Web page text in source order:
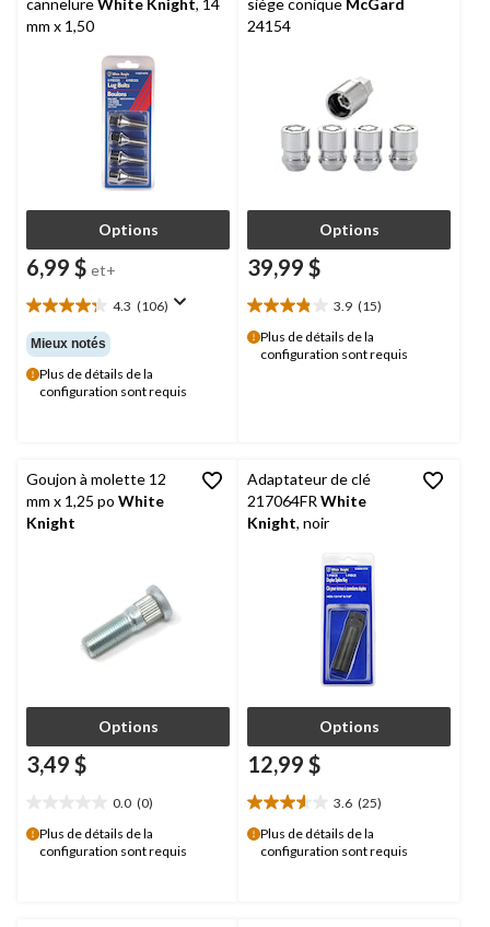
mm x 1,50
Options
6,99 $ et+
4.3 (106)
4.3
étoile(s)
sur
5.
106
Mieux notés
Plus de détails de la
configuration sont requis
24154
Options
39,99 $
3.9 (15)
3.9
étoile(s)
sur
Plus de détails de la
configuration sont requis
Goujon à molette 12
mm x 1,25 po White
Knight
Options
3,49 $
0.0 (0)
étoile(s)
sur
Plus de détails de la
configuration sont requis
Adaptateur de clé
217064FR White
Knight, noir
Options
12,99 $
3.6 (25)
3.6
étoile(s)
sur
Plus de détails de la
configuration sont requis